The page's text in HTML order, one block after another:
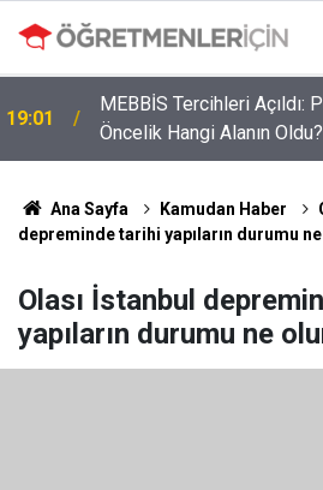
19:01
MEBBİS Tercihleri Açıldı:
Öncelik Hangi Alanın Oldu?
Ana Sayfa Kamudan Haber
depreminde tarihi yapıların durumu
Olası İstanbul
yapıların durumu ne